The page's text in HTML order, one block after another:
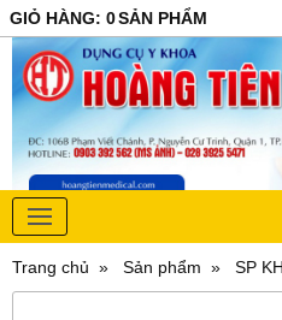
GIỎ HÀNG: 0SẢN PHẨM
Trang chủ Sản phẩm SP